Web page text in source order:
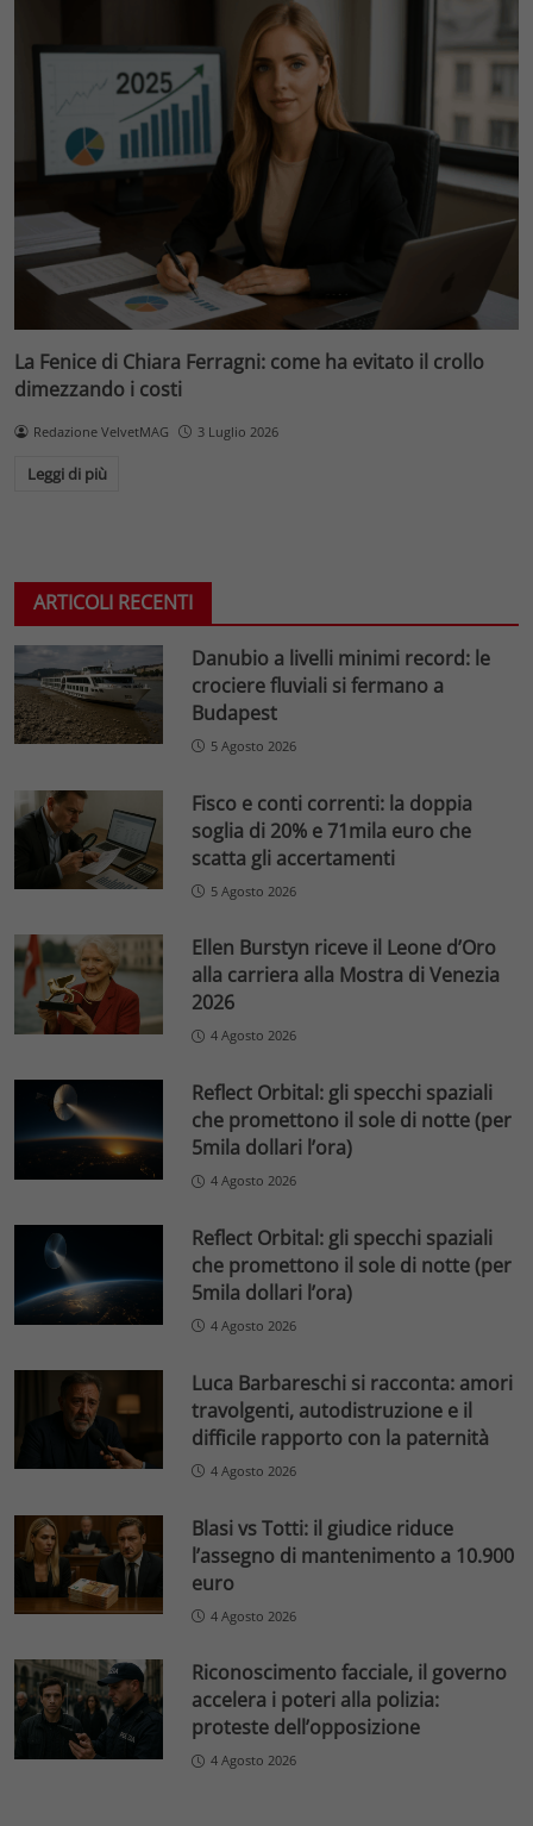
La Fenice di Chiara Ferragni: come ha evitato il crollo
dimezzando i costi
Redazione VelvetMAG 3 Luglio 2026
Leggi di più
ARTICOLI RECENTI
Danubio a livelli minimi record: le
crociere fluviali si fermano a
Budapest
5 Agosto 2026
Fisco e conti correnti: la doppia
soglia di 20% e 71mila euro che
scatta gli accertamenti
5 Agosto 2026
Ellen Burstyn riceve il Leone d’Oro
alla carriera alla Mostra di Venezia
2026
4 Agosto 2026
Reflect Orbital: gli specchi spaziali
che promettono il sole di notte (per
5mila dollari l’ora)
4 Agosto 2026
Reflect Orbital: gli specchi spaziali
che promettono il sole di notte (per
5mila dollari l’ora)
4 Agosto 2026
Luca Barbareschi si racconta: amori
travolgenti, autodistruzione e il
difficile rapporto con la paternità
4 Agosto 2026
Blasi vs Totti: il giudice riduce
l’assegno di mantenimento a 10.900
euro
4 Agosto 2026
Riconoscimento facciale, il governo
accelera i poteri alla polizia:
proteste dell’opposizione
4 Agosto 2026